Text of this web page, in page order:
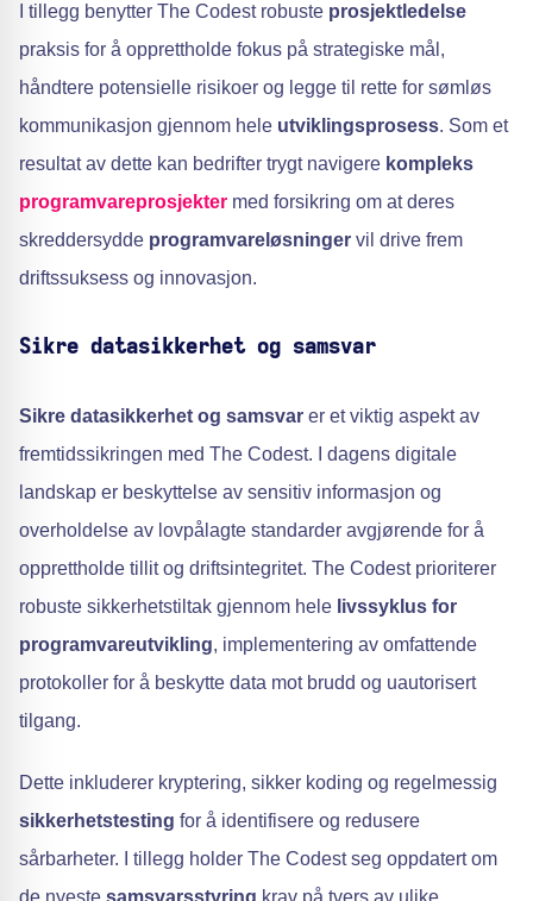
I tillegg benytter The Codest robuste prosjektledelse
praksis for å opprettholde fokus på strategiske mål,
håndtere potensielle risikoer og legge til rette for sømløs
kommunikasjon gjennom hele utviklingsprosess. Som et
resultat av dette kan bedrifter trygt navigere kompleks
programvareprosjekter med forsikring om at deres
skreddersydde programvareløsninger vil drive frem
driftssuksess og innovasjon.
Sikre datasikkerhet og samsvar
Sikre datasikkerhet og samsvar er et viktig aspekt av
fremtidssikringen med The Codest. I dagens digitale
landskap er beskyttelse av sensitiv informasjon og
overholdelse av lovpålagte standarder avgjørende for å
opprettholde tillit og driftsintegritet. The Codest prioriterer
robuste sikkerhetstiltak gjennom hele livssyklus for
programvareutvikling, implementering av omfattende
protokoller for å beskytte data mot brudd og uautorisert
tilgang.
Dette inkluderer kryptering, sikker koding og regelmessig
sikkerhetstesting for å identifisere og redusere
sårbarheter. I tillegg holder The Codest seg oppdatert om
de nyeste samsvarsstyring krav på tvers av ulike